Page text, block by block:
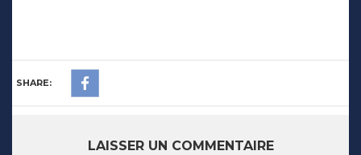
SHARE:
LAISSER UN COMMENTAIRE